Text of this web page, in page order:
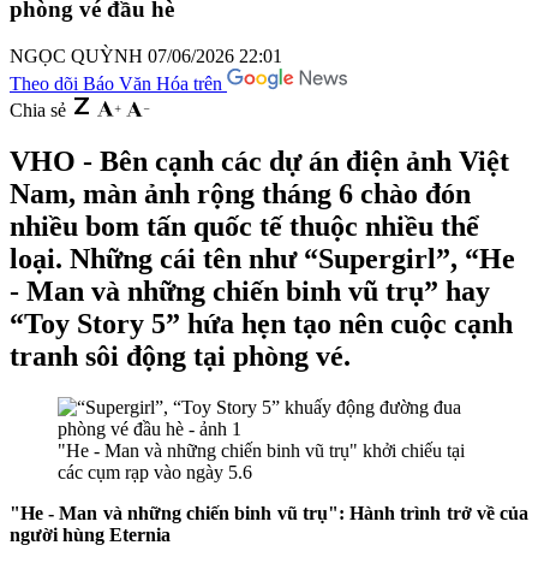
phòng vé đầu hè
NGỌC QUỲNH 07/06/2026 22:01
Theo dõi Báo Văn Hóa trên
Chia sẻ
VHO - Bên cạnh các dự án điện ảnh Việt
Nam, màn ảnh rộng tháng 6 chào đón
nhiều bom tấn quốc tế thuộc nhiều thể
loại. Những cái tên như “Supergirl”, “He
- Man và những chiến binh vũ trụ” hay
“Toy Story 5” hứa hẹn tạo nên cuộc cạnh
tranh sôi động tại phòng vé.
"He - Man và những chiến binh vũ trụ" khởi chiếu tại
các cụm rạp vào ngày 5.6
"He - Man và những chiến binh vũ trụ": Hành trình trở về của
người hùng Eternia